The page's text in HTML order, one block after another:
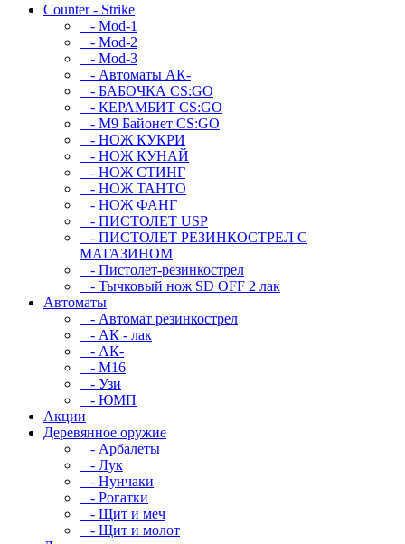
Counter - Strike
- Mod-1
- Mod-2
- Mod-3
- Автоматы АК-
- БАБОЧКА CS:GO
- КЕРАМБИТ CS:GO
- М9 Байонет CS:GO
- НОЖ КУКРИ
- НОЖ КУНАЙ
- НОЖ СТИНГ
- НОЖ ТАНТО
- НОЖ ФАНГ
- ПИСТОЛЕТ USP
- ПИСТОЛЕТ РЕЗИНКОСТРЕЛ С
МАГАЗИНОМ
- Пистолет-резинкострел
- Тычковый нож SD OFF 2 лак
Автоматы
- Автомат резинкострел
- АК - лак
- АК-
- М16
- Узи
- ЮМП
Акции
Деревянное оружие
- Арбалеты
- Лук
- Нунчаки
- Рогатки
- Щит и меч
- Щит и молот